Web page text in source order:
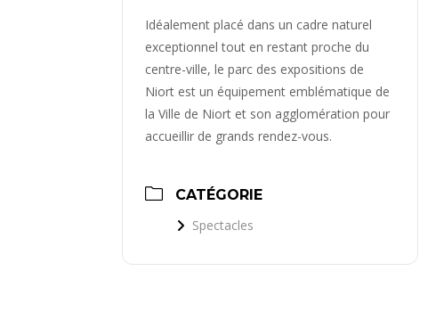
Idéalement placé dans un cadre naturel
exceptionnel tout en restant proche du
centre-ville, le parc des expositions de
Niort est un équipement emblématique de
la Ville de Niort et son agglomération pour
accueillir de grands rendez-vous.
CATÉGORIE
Spectacles